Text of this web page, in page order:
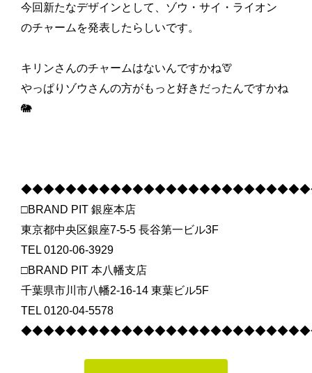
今回新たなデザインとして、ゾウ・サイ・ライオン
のチャームを発表したらしいです。
キリンさんのチャームはないんですかね🦒
やっぱりゾウさんの方がもっと好きだったんですかね
🐘
□BRAND PIT 銀座本店
東京都中央区銀座7-5-5 長谷第一ビル3F
TEL 0120-06-3929
□BRAND PIT 本八幡支店
千葉県市川市八幡2-16-14 東葉ビル5F
TEL 0120-04-5578